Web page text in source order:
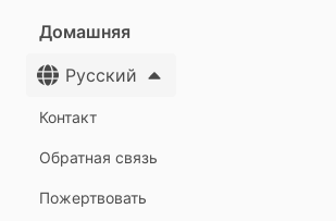
Домашняя
Русский
Контакт
Обратная связь
Пожертвовать